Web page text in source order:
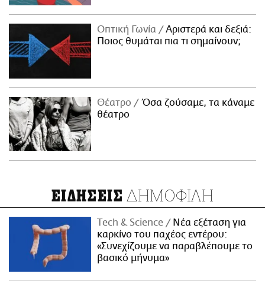
Οπτική Γωνία
Αριστερά και δεξιά:
Ποιος θυμάται πια τι σημαίνουν;
Θέατρο
Όσα ζούσαμε, τα κάναμε
θέατρο
ΕΙΔΗΣΕΙΣ ΔΗΜΟΦΙΛΗ
Τech & Science
Νέα εξέταση για
καρκίνο του παχέος εντέρου:
«Συνεχίζουμε να παραβλέπουμε το
βασικό μήνυμα»